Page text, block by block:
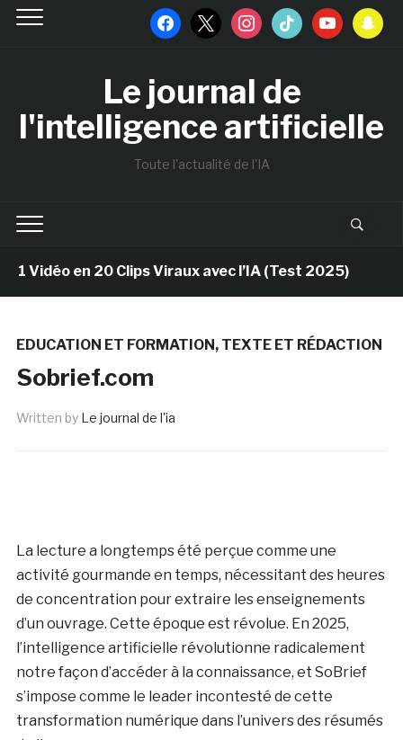
facebook
x instagramtiktok youtubesnapchat
Le journal de
l'intelligence artificielle
Toute l'actualité de l'IA
en 20 Clips Viraux avec l’IA (Test 2025)
EDUCATION ET FORMATION, TEXTE ET RÉDACTION
Sobrief.com
Written by Le journal de l'ia
La lecture a longtemps été perçue comme une
activité gourmande en temps, nécessitant des heures
de concentration pour extraire les enseignements
d’un ouvrage. Cette époque est révolue. En 2025,
l’intelligence artificielle révolutionne radicalement
notre façon d’accéder à la connaissance, et SoBrief
s’impose comme le leader incontesté de cette
transformation numérique dans l’univers des résumés